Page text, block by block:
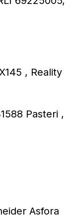
, Reality
Pasteri ,
Asfora